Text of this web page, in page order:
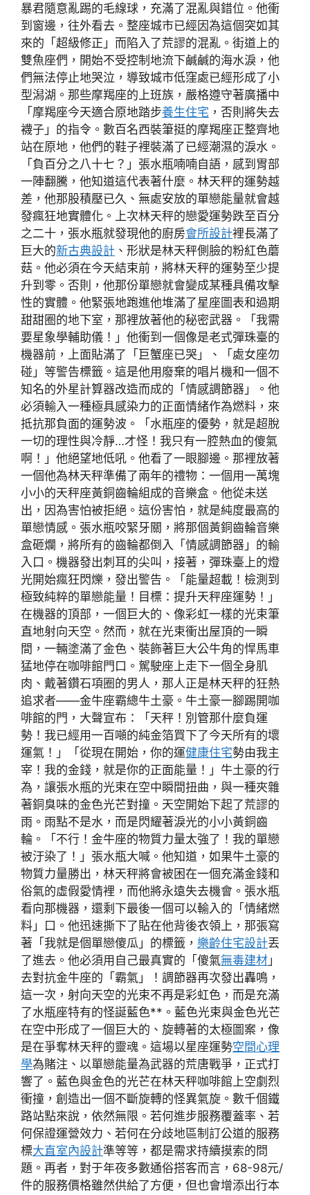
暴君隨意亂踢的毛線球，充滿了混亂與錯位。他衝
到窗邊，往外看去。整座城市已經因為這個突如其
來的「超級修正」而陷入了荒謬的混亂。街道上的
雙魚座們，開始不受控制地流下鹹鹹的海水淚，他
們無法停止地哭泣，導致城市低窪處已經形成了小
型潟湖。那些摩羯座的上班族，嚴格遵守著廣播中
「摩羯座今天適合原地踏步養生住宅 ，否則將失去
襪子」的指令。數百名西裝筆挺的摩羯座正整齊地
站在原地，他們的鞋子裡裝滿了已經潮濕的淚水。
「負百分之八十七？」張水瓶喃喃自語，感到胃部
一陣翻騰，他知道這代表著什麼。林天秤的運勢越
差，他那股積壓已久、無處安放的單戀能量就會越
發瘋狂地實體化。上次林天秤的戀愛運勢跌至百分
之二十，張水瓶就發現他的廚房會所設計裡長滿了
巨大的新古典設計 、形狀是林天秤側臉的粉紅色蘑
菇。他必須在今天結束前，將林天秤的運勢至少提
升到零。否則，他那份單戀就會變成某種具備攻擊
性的實體。他緊張地跑進他堆滿了星座圖表和過期
甜甜圈的地下室，那裡放著他的秘密武器。「我需
要星象學輔助儀！」他衝到一個像是老式彈珠臺的
機器前，上面貼滿了「巨蟹座已哭」、「處女座勿
碰」等警告標籤。這是他用廢棄的唱片機和一個不
知名的外星計算器改造而成的「情感調節器」。他
必須輸入一種極具感染力的正面情緒作為燃料，來
抵抗那負面的運勢波。「水瓶座的優勢，就是超脫
一切的理性與冷靜…才怪！我只有一腔熱血的傻氣
啊！」他絕望地低吼。他看了一眼腳邊。那裡放著
一個他為林天秤準備了兩年的禮物：一個用一萬塊
小小的天秤座黃銅齒輪組成的音樂盒。他從未送
出，因為害怕被拒絕。這份害怕，就是純度最高的
單戀情感。張水瓶咬緊牙關，將那個黃銅齒輪音樂
盒砸爛，將所有的齒輪都倒入「情感調節器」的輸
入口。機器發出刺耳的尖叫，接著，彈珠臺上的燈
光開始瘋狂閃爍，發出警告。「能量超載！檢測到
極致純粹的單戀能量！目標：提升天秤座運勢！」
在機器的頂部，一個巨大的、像彩虹一樣的光束筆
直地射向天空。然而，就在光束衝出屋頂的一瞬
間，一輛塗滿了金色、裝飾著巨大公牛角的悍馬車
猛地停在咖啡館門口。駕駛座上走下一個全身肌
肉、戴著鑽石項圈的男人，那人正是林天秤的狂熱
追求者——金牛座霸總牛土豪。牛土豪一腳踢開咖
啡館的門，大聲宣布：「天秤！別管那什麼負運
勢！我已經用一百噸的純金箔買下了今天所有的壞
運氣！」「從現在開始，你的運健康住宅勢由我主
宰！我的金錢，就是你的正面能量！」牛土豪的行
為，讓張水瓶的光束在空中瞬間扭曲，與一種夾雜
著銅臭味的金色光芒對撞。天空開始下起了荒謬的
雨。雨點不是水，而是閃耀著淚光的小小黃銅齒
輪。「不行！金牛座的物質力量太強了！我的單戀
被汙染了！」張水瓶大喊。他知道，如果牛土豪的
物質力量勝出，林天秤將會被困在一個充滿金錢和
俗氣的虛假愛情裡，而他將永遠失去機會。張水瓶
看向那機器，還剩下最後一個可以輸入的「情緒燃
料」口。他迅速撕下了貼在他背後衣領上，那張寫
著「我就是個單戀傻瓜」的標籤， 樂齡住宅設計丟
了進去。他必須用自己最真實的「傻氣無毒建材 」
去對抗金牛座的「霸氣」！調節器再次發出轟鳴，
這一次，射向天空的光束不再是彩虹色，而是充滿
了水瓶座特有的怪誕藍色**。藍色光束與金色光芒
在空中形成了一個巨大的、旋轉著的太極圖案，像
是在爭奪林天秤的靈魂。這場以星座運勢空間心理
學為賭注、以單戀能量為武器的荒唐戰爭，正式打
響了。藍色與金色的光芒在林天秤咖啡館上空劇烈
衝撞，創造出一個不斷旋轉的怪異氣旋。數千個鐵
路站點來說，依然無限。若何進步服務覆蓋率、若
何保證運營效力、若何在分歧地區制訂公道的服務
標大直室內設計準等等，都是需求持續摸索的問
題。再者，對于年夜多數通俗搭客而言，68-98元/
件的服務價格雖然供給了方便，但也會增添出行本